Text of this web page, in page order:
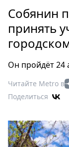
Мир
Собянин
принять
Он пройдёт 24
Читайте Metro в
Поделиться